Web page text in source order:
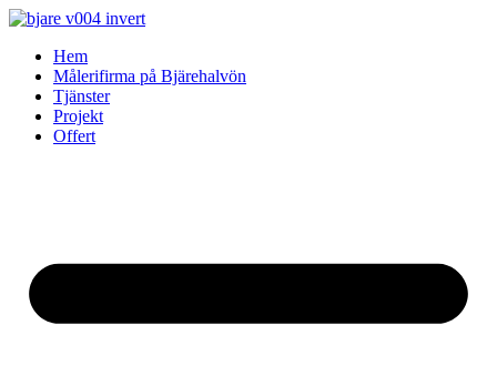
Skip
contentHem
Målerifirma på Bjärehalvön
Tjänster
Projekt
Offert